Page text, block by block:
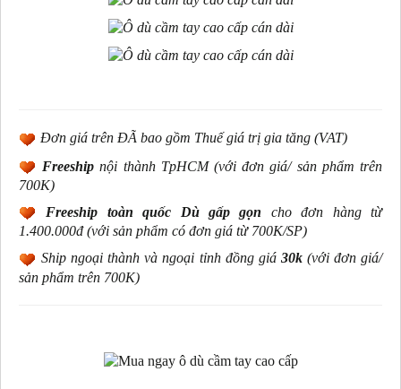
Đơn giá trên ĐÃ bao gồm Thuế giá trị gia tăng (VAT)
Freeship nội thành TpHCM (với đơn giá/ sản phẩm trên
700K)
Freeship toàn quốc Dù gấp gọn cho đơn hàng từ
1.400.000đ(với sản phẩm có đơn giá từ 700K/SP)
Ship ngoại thành và ngoại tỉnh đồng giá 30k (với đơn giá/
sản phẩm trên 700K)